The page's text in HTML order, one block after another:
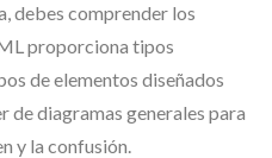
debes comprender los
proporciona tipos
de elementos diseñados
de diagramas generales para
y la confusión.